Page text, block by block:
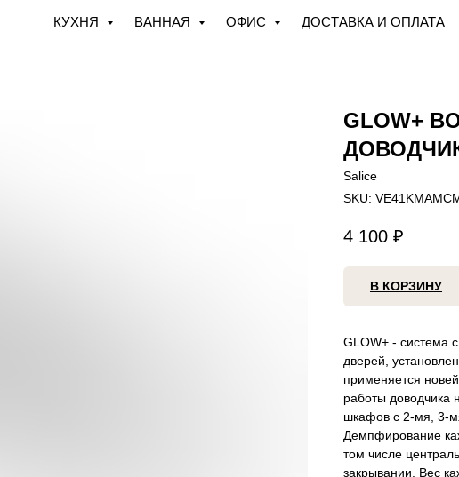
КУХНЯ ВАННАЯ ОФИС ДОСТАВКА И ОПЛАТА
GLOW+
Salice
SKU:
4 100 ₽
В КОРЗИНУ
GLOW+ - система
дверей,
применяется
работы доводчика
шкафов с 2-мя, 3-
Демпфирование
том числе
закрывании. Вес